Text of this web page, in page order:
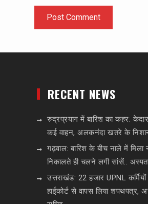
RECENT NEWS
रुद्रप्रयाग में बारिश का कहर:
कई वाहन, अलकनंदा खतरे के
गढ़वाल: बारिश के बीच नाले में
निकालते ही चलने लगी सांसें..
उत्तराखंड: 22 हजार UPNL
हाईकोर्ट से वापस लिया शपथपत्र,